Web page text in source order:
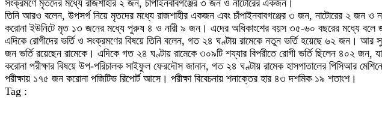
সংক্রমণে মৃতদের মধ্যে রাজশাহীর ২ জন, চাঁপাইনবাবগঞ্জের ৩ জন ও নাটোরের একজন।
তিনি আরও বলেন, উপসর্গ নিয়ে মৃতদের মধ্যে রাজশাহীর একজন এবং চাঁপাইনবাবগঞ্জের ৩ জন, নাটোরের ২ জন ও
করোনা ইউনিটে মৃত ১৩ জনের মধ্যে পুরুষ ৪ ও নারী ৯ জন। এদের অধিকাংশের বয়স ৩৫-৬০ বছরের মধ্যে বলে
এদিকে রোগীদের ভর্তি ও সংক্রমণের বিষয়ে তিনি বলেন, গত ২৪ ঘণ্টায় রামেকে নতুন ভর্তি হয়েছে ৬২ জন।
জন ভর্তি রয়েছেন রামেকে। এদিকে গত ২৪ ঘণ্টায় রামেকে ৩০৯টি শয্যার বিপরীতে রোগী ভর্তি ছিলেন ৪০২ জন,
করোনা পরীক্ষার বিষয়ে উপ-পরিচালক সাইফুল ফেরদৌস জানান, গত ২৪ ঘণ্টায় রামেক হাসপাতালের পিসিআর
পরীক্ষায় ১৭৫ জন করোনা পজিটিভ রিপোর্ট আসে। পরীক্ষা বিবেচনায় শনাক্তের হার ৪৩ দশমিক ১৯ শতাংশ।
Tag :